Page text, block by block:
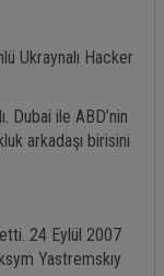
Ukraynalı Hacker
Dubai ile ABD’nin
arkadaşı birisini
24 Eylül 2007
Yastremskıy